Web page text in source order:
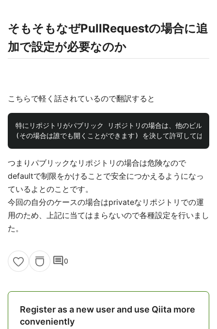
そもそもなぜPullRequestの場合に追
加で設定が必要なのか
こちらで軽く話されているので翻訳すると
特にリポジトリがパブリック リポジトリの場合は、他のビルド
つまりパブリックなリポジトリの場合は危険なので
defaultで制限をかけることで安全につかえるようになっ
ているよとのことです。
今回の自分のケースの場合はprivateなリポジトリでの運
用のため、上記に当てはまらないので各種設定を行いまし
た。
comment0
Register as a new user and use Qiita more
conveniently